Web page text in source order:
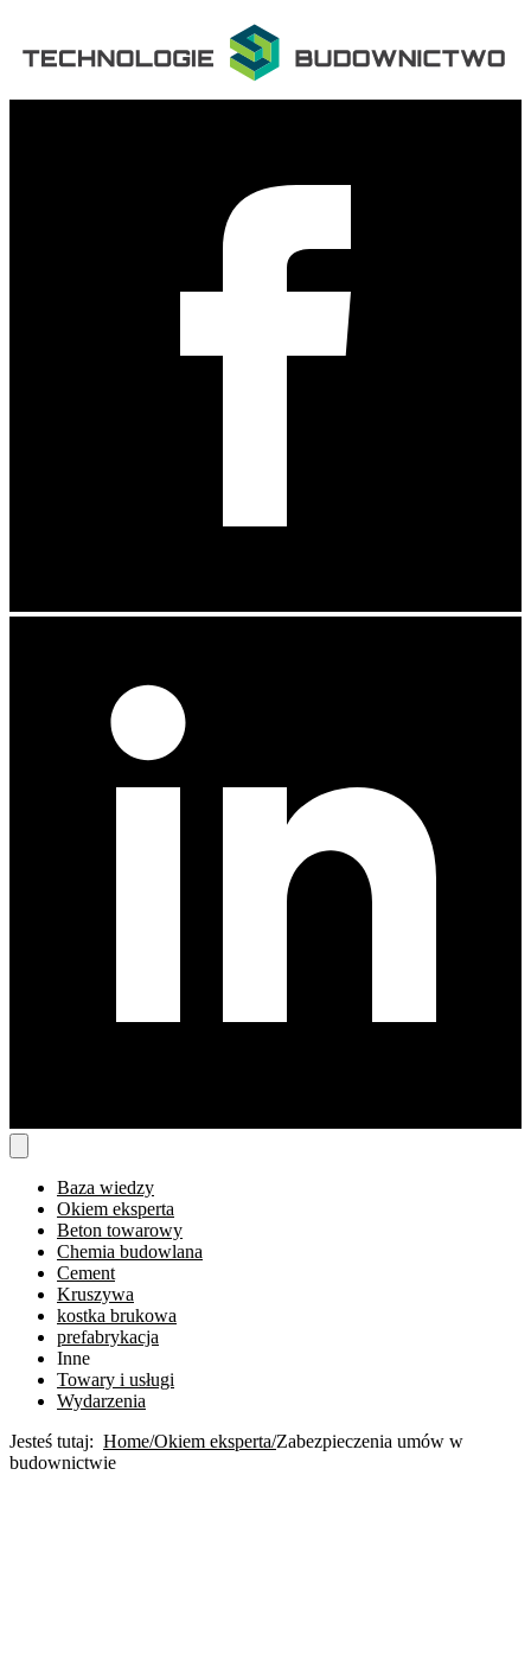
Baza wiedzy
Okiem eksperta
Beton towarowy
Chemia budowlana
Cement
Kruszywa
kostka brukowa
prefabrykacja
Inne
Towary i usługi
Wydarzenia
Jesteś tutaj: Home Okiem eksperta Zabezpieczenia umów w
budownictwie